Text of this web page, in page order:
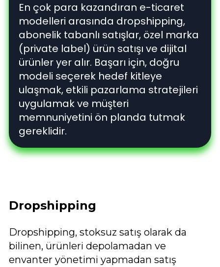
En çok para kazandıran e-ticaret
modelleri arasında dropshipping,
abonelik tabanlı satışlar, özel marka
(private label) ürün satışı ve dijital
ürünler yer alır. Başarı için, doğru
modeli seçerek hedef kitleye
ulaşmak, etkili pazarlama stratejileri
uygulamak ve müşteri
memnuniyetini ön planda tutmak
gereklidir.
Dropshipping
Dropshipping, stoksuz satış olarak da
bilinen, ürünleri depolamadan ve
envanter yönetimi yapmadan satış